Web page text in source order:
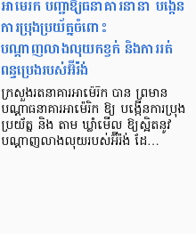
អាម៉េរិក បញ្ជាឱ្យធនាគារនានា បង្កើន
ការប្រុងប្រយ័ត្នចំពោះ
បណ្តាញលាងលុយកខ្វក់ និងការរត់
ពន្ធប្រេងរបស់អ៊ីរ៉ង់
​ក្រសួងរតនាគារអាម៉េរិក បាន ព្រមាន
បណ្ដាធនាគារអាម៉េរិក ឱ្យ បង្កើនការប្រុង
ប្រយ័ត្ន និង តាម ឃ្លាំមើល ឱ្យស្អិតនូវ
បណ្តាញលាងលុយរបស់អ៊ីរ៉ង់ ដែ…